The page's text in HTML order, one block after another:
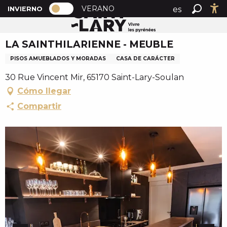
A
l
e
r
u
c
o
t
e
u
n
PAGE D’ACCUEIL ACTUELLE HIVER : PASSER EN
INVIERNO PAGE D’ACCUEIL ACTUELLE HIVER :
VERANO
es
en
Buscar
Inicio LA SAINTHILARIENNE - MEUBLE
LA SAINTHILARIENNE - MEUBLE
PISOS AMUEBLADOS Y MORADAS CASA DE CARÁCTER
30 Rue Vincent Mir, 65170 Saint-Lary-Soulan
Cómo llegar
Compartir